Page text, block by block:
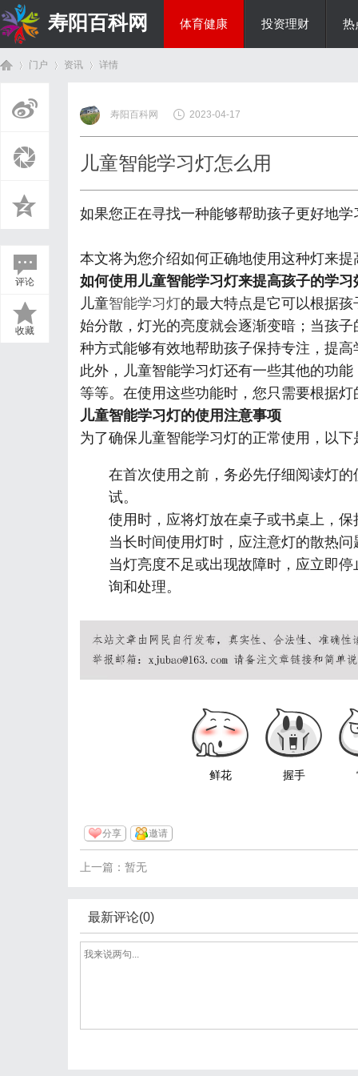
寿阳百科网 体育健康 投资理财 热
门户 资讯
›
详情
评论
收藏
寿阳百科网 2023-04-17
儿童智能学习灯怎么用
如果您正在寻找一种能够帮助孩子更好地
本文将为您介绍如何正确地使用这种灯来
如何使用儿童智能学习灯来提高孩子的学习
儿童智能学习灯的最大特点是它可以根据
始分散，灯光的亮度就会逐渐变暗；当孩
种方式能够有效地帮助孩子保持专注，提高
此外，儿童智能学习灯还有一些其他的功
等等。在使用这些功能时，您只需要根据
儿童智能学习灯的使用注意事项
为了确保儿童智能学习灯的正常使用，以
在首次使用之前，务必先仔细阅读灯
试。
使用时，应将灯放在桌子或书桌上，
当长时间使用灯时，应注意灯的散热
当灯亮度不足或出现故障时，应立即
询和处理。
鲜花 握手
分享 邀请
上一篇：暂无
最新评论(0)